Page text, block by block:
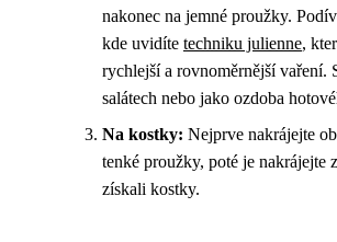
nakonec na jemné proužky.
kde uvidíte techniku julienne,
rychlejší a rovnoměrnější vaření.
salátech nebo jako ozdoba
Na kostky: Nejprve nakrájejte
tenké proužky, poté je nakrájejte
získali kostky.